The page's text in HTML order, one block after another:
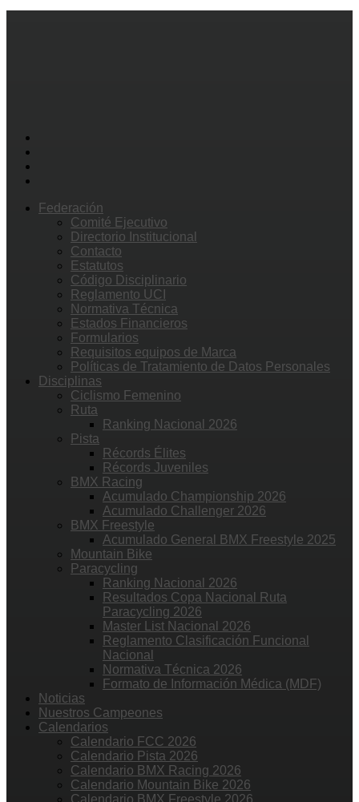
Federación
Comité Ejecutivo
Directorio Institucional
Contacto
Estatutos
Código Disciplinario
Reglamento UCI
Normativa Técnica
Estados Financieros
Formularios
Requisitos equipos de Marca
Políticas de Tratamiento de Datos Personales
Disciplinas
Ciclismo Femenino
Ruta
Ranking Nacional 2026
Pista
Récords Élites
Récords Juveniles
BMX Racing
Acumulado Championship 2026
Acumulado Challenger 2026
BMX Freestyle
Acumulado General BMX Freestyle 2025
Mountain Bike
Paracycling
Ranking Nacional 2026
Resultados Copa Nacional Ruta
Paracycling 2026
Master List Nacional 2026
Reglamento Clasificación Funcional
Nacional
Normativa Técnica 2026
Formato de Información Médica (MDF)
Noticias
Nuestros Campeones
Calendarios
Calendario FCC 2026
Calendario Pista 2026
Calendario BMX Racing 2026
Calendario Mountain Bike 2026